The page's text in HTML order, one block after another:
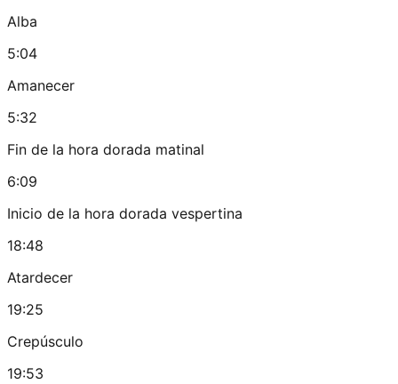
Alba
5:04
Amanecer
5:32
Fin de la hora dorada matinal
6:09
Inicio de la hora dorada vespertina
18:48
Atardecer
19:25
Crepúsculo
19:53